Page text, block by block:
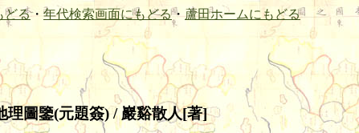
どる・ 年代検索画面にもどる・ 蘆田ホームにもどる
理圖鑒(元題簽) / 巖谿散人[著]